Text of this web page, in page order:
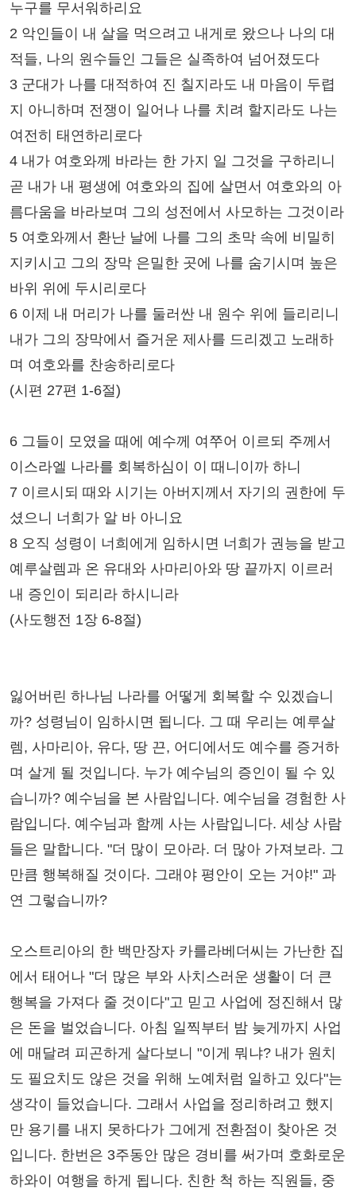
누구를 무서워하리요
2 악인들이 내 살을 먹으려고 내게로 왔으나 나의 대
적들, 나의 원수들인 그들은 실족하여 넘어졌도다
3 군대가 나를 대적하여 진 칠지라도 내 마음이 두렵
지 아니하며 전쟁이 일어나 나를 치려 할지라도 나는
여전히 태연하리로다
4 내가 여호와께 바라는 한 가지 일 그것을 구하리니
곧 내가 내 평생에 여호와의 집에 살면서 여호와의 아
름다움을 바라보며 그의 성전에서 사모하는 그것이라
5 여호와께서 환난 날에 나를 그의 초막 속에 비밀히
지키시고 그의 장막 은밀한 곳에 나를 숨기시며 높은
바위 위에 두시리로다
6 이제 내 머리가 나를 둘러싼 내 원수 위에 들리리니
내가 그의 장막에서 즐거운 제사를 드리겠고 노래하
며 여호와를 찬송하리로다
(시편 27편 1-6절)
6 그들이 모였을 때에 예수께 여쭈어 이르되 주께서
이스라엘 나라를 회복하심이 이 때니이까 하니
7 이르시되 때와 시기는 아버지께서 자기의 권한에 두
셨으니 너희가 알 바 아니요
8 오직 성령이 너희에게 임하시면 너희가 권능을 받고
예루살렘과 온 유대와 사마리아와 땅 끝까지 이르러
내 증인이 되리라 하시니라
(사도행전 1장 6-8절)
잃어버린 하나님 나라를 어떻게 회복할 수 있겠습니
까? 성령님이 임하시면 됩니다. 그 때 우리는 예루살
렘, 사마리아, 유다, 땅 끈, 어디에서도 예수를 증거하
며 살게 될 것입니다. 누가 예수님의 증인이 될 수 있
습니까? 예수님을 본 사람입니다. 예수님을 경험한 사
람입니다. 예수님과 함께 사는 사람입니다. 세상 사람
들은 말합니다. "더 많이 모아라. 더 많아 가져보라. 그
만큼 행복해질 것이다. 그래야 평안이 오는 거야!" 과
연 그렇습니까?
오스트리아의 한 백만장자 카를라베더씨는 가난한 집
에서 태어나 "더 많은 부와 사치스러운 생활이 더 큰
행복을 가져다 줄 것이다"고 믿고 사업에 정진해서 많
은 돈을 벌었습니다. 아침 일찍부터 밤 늦게까지 사업
에 매달려 피곤하게 살다보니 "이게 뭐냐? 내가 원치
도 필요치도 않은 것을 위해 노예처럼 일하고 있다"는
생각이 들었습니다. 그래서 사업을 정리하려고 했지
만 용기를 내지 못하다가 그에게 전환점이 찾아온 것
입니다. 한번은 3주동안 많은 경비를 써가며 호화로운
하와이 여행을 하게 됩니다. 친한 척 하는 직원들, 중